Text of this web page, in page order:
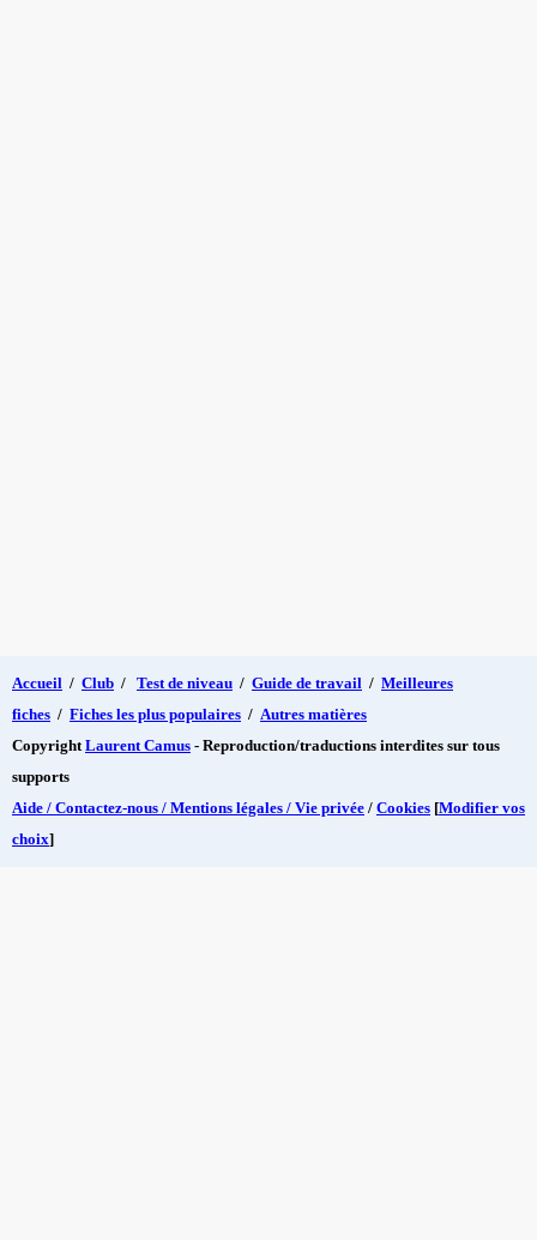
Accueil / Club / Test de niveau / Guide de travail / Meilleures
fiches / Fiches les plus populaires / Autres matières
Copyright Laurent Camus - Reproduction/traductions interdites sur tous
supports
Aide / Contactez-nous / Mentions légales / Vie privée / Cookies [Modifier vos
choix]